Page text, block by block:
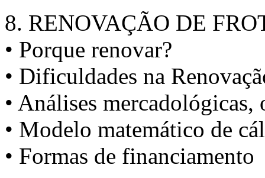
8. RENOVAÇÃO DE
• Porque renovar?
• Dificuldades na
• Análises mercadológicas,
• Modelo matemático de
• Formas de financiamento